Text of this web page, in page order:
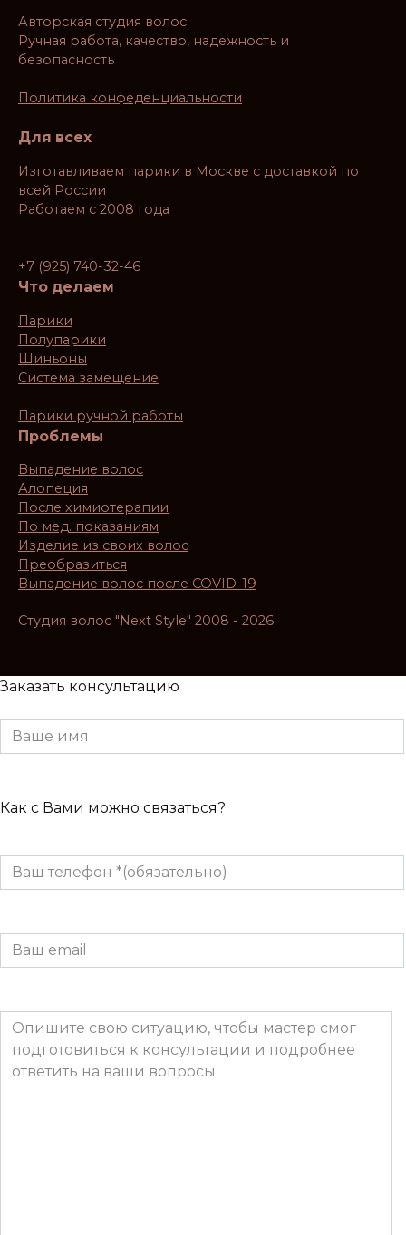
Авторская студия волос
Ручная работа, качество, надежность и
безопасность
Политика конфеденциальности
Для всех
Изготавливаем парики в Москве с доставкой по
всей России
Работаем с 2008 года
+7 (925) 740-32-46
Что делаем
Парики
Полупарики
Шиньоны
Система замещение
Парики ручной работы
Проблемы
Выпадение волос
Алопеция
После химиотерапии
По мед. показаниям
Изделие из своих волос
Преобразиться
Выпадение волос после COVID-19
Студия волос "Next Style" 2008 - 2026
Заказать консультацию
Как с Вами можно связаться?